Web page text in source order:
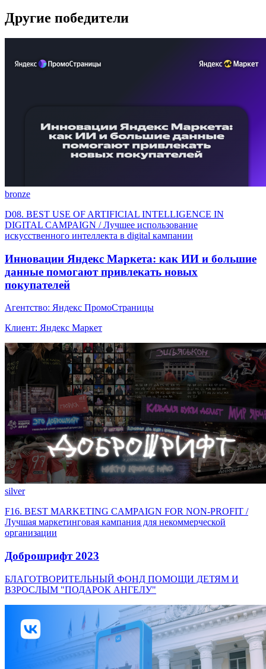
Другие победители
bronze
D08. BEST USE OF ARTIFICIAL INTELLIGENCE IN
DIGITAL CAMPAIGN / Лучшее использование
искусственного интеллекта в digital кампании
Инновации Яндекс Маркета: как ИИ и большие
данные помогают привлекать новых
покупателей
Агентство: Яндекс ПромоСтраницы
Клиент: Яндекс Маркет
silver
F16. BEST MARKETING CAMPAIGN FOR NON-PROFIT /
Лучшая маркетинговая кампания для некоммерческой
организации
Доброшрифт 2023
БЛАГОТВОРИТЕЛЬНЫЙ ФОНД ПОМОЩИ ДЕТЯМ И
ВЗРОСЛЫМ "ПОДАРОК АНГЕЛУ"